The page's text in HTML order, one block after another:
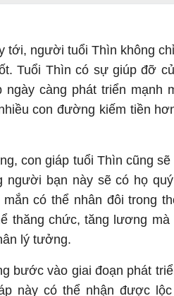
tới, người tuổi Thìn không
Tuổi Thìn có sự giúp đỡ
càng phát triển mạnh
con đường kiếm tiền
con giáp tuổi Thìn cũng
người bạn này sẽ có họ
có thể nhân đôi trong
thăng chức, tăng lương
lý tưởng.
bước vào giai đoạn phát
này có thể nhận được